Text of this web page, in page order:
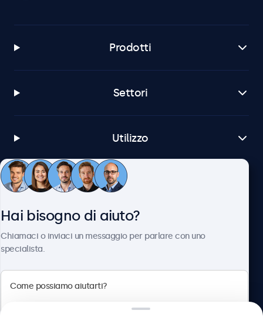
Prodotti
Settori
Utilizzo
Servizio Clienti
Hai bisogno di aiuto?
Chiamaci o inviaci un messaggio per parlare con uno
specialista.